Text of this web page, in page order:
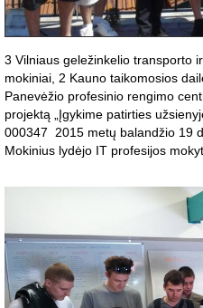
3 Vilniaus geležinkelio transporto
mokiniai, 2 Kauno taikomosios
Panevėžio profesinio rengimo
projektą „Įgykime patirties
000347 2015 metų balandžio 19
Mokinius lydėjo IT profesijos